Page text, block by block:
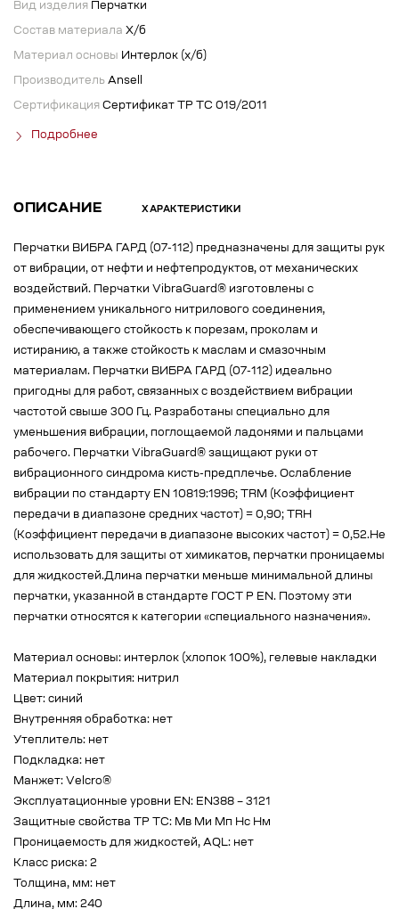
Вид изделия Перчатки
Состав материала Х/б
Материал основы Интерлок (х/б)
Производитель Ansell
Сертификация Сертификат ТР ТС 019/2011
Подробнее
ОПИСАНИЕ ХАРАКТЕРИСТИКИ
Перчатки ВИБРА ГАРД (07-112) предназначены для защиты рук
от вибрации, от нефти и нефтепродуктов, от механических
воздействий. Перчатки VibraGuard® изготовлены с
применением уникального нитрилового соединения,
обеспечивающего стойкость к порезам, проколам и
истиранию, а также стойкость к маслам и смазочным
материалам. Перчатки ВИБРА ГАРД (07-112) идеально
пригодны для работ, связанных с воздействием вибрации
частотой свыше 300 Гц. Разработаны специально для
уменьшения вибрации, поглощаемой ладонями и пальцами
рабочего. Перчатки VibraGuard® защищают руки от
вибрационного синдрома кисть-предплечье. Ослабление
вибрации по стандарту EN 10819:1996; TRM (Коэффициент
передачи в диапазоне средних частот) = 0,90; TRH
(Коэффициент передачи в диапазоне высоких частот) = 0,52.Не
использовать для защиты от химикатов, перчатки проницаемы
для жидкостей.Длина перчатки меньше минимальной длины
перчатки, указанной в стандарте ГОСТ Р EN. Поэтому эти
перчатки относятся к категории «специального назначения».
Материал основы: интерлок (хлопок 100%), гелевые накладки
Материал покрытия: нитрил
Цвет: синий
Внутренняя обработка: нет
Утеплитель: нет
Подкладка: нет
Манжет: Velcro®
Эксплуатационные уровни EN: EN388 – 3121
Защитные свойства ТР ТС: Мв Ми Мп Нс Нм
Проницаемость для жидкостей, AQL: нет
Класс риска: 2
Толщина, мм: нет
Длина, мм: 240